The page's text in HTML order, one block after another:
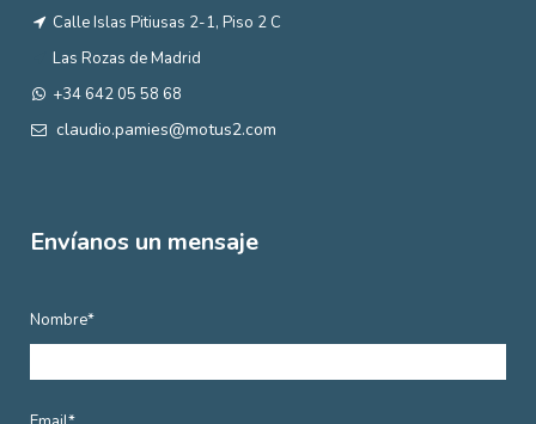
Calle Islas Pitiusas 2-1, Piso 2 C
Las Rozas de Madrid
+34 642 05 58 68
claudio.pamies@motus2.com
Envíanos un mensaje
Nombre*